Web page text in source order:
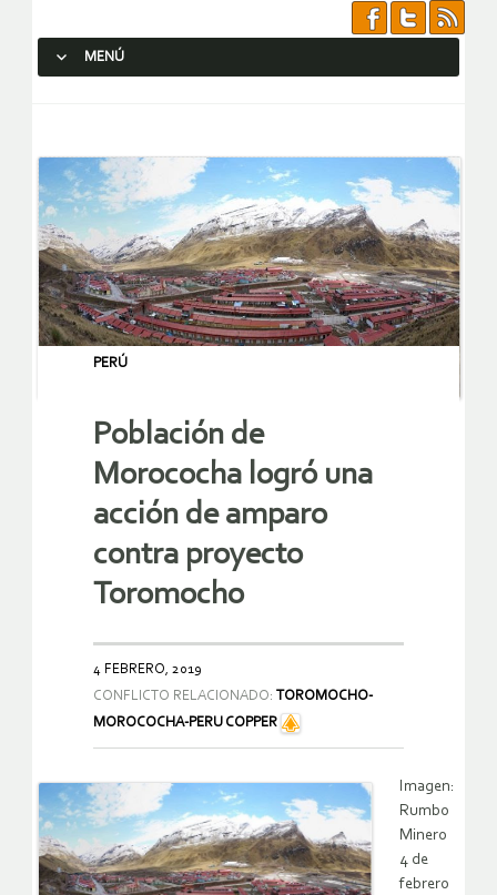
MENÚ
PERÚ
Población de
Morococha logró una
acción de amparo
contra proyecto
Toromocho
4 FEBRERO, 2019
CONFLICTO RELACIONADO:
TOROMOCHO-
MOROCOCHA-PERU COPPER
Imagen:
Rumbo
Minero
4 de
febrero